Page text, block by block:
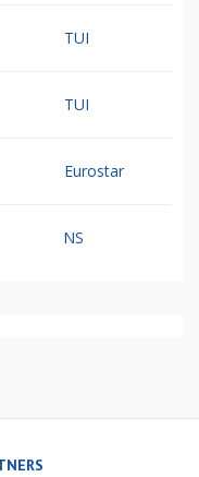
TUI
TUI
Eurostar
NS